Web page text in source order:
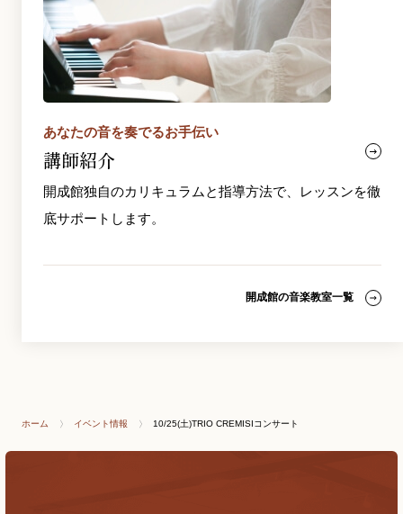
あなたの音を奏でるお手伝い
講師紹介
開成館独自のカリキュラムと指導方法で、レッスンを徹
底サポートします。
開成館の音楽教室一覧
ホーム イベント情報 10/25(土)TRIO CREMISIコンサート